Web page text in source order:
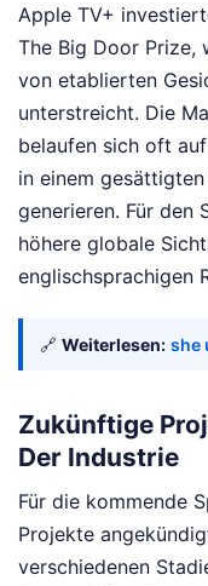
Apple TV+
The Big Door Prize,
von etablierten
unterstreicht. Die
belaufen sich oft
in einem
generieren. Für den
höhere globale
englischsprachigen
🔗 Weiterlesen: she
Zukünftige
Der Industrie
Für die kommende
Projekte
verschiedenen